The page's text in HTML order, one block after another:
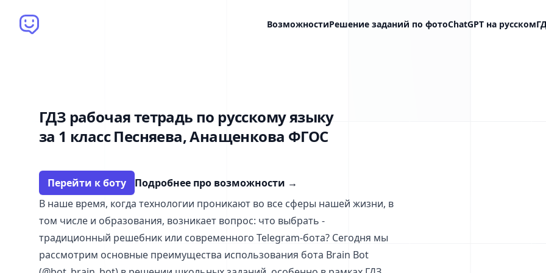
Brain Bot ВозможностиРешение заданий по фотоChatGPT на русском
ГДЗ рабочая тетрадь по русскому языку
за 1 класс Песняева, Анащенкова ФГОС
Перейти к боту Подробнее про возможности →
В наше время, когда технологии проникают во все сферы нашей жизни, в
том числе и образования, возникает вопрос: что выбрать -
традиционный решебник или современного Telegram-бота? Сегодня мы
рассмотрим основные преимущества использования бота Brain Bot